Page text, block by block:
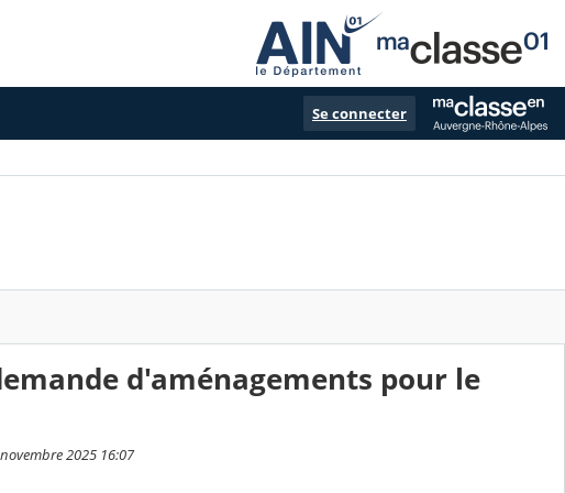
Se connecter
d'aménagements pour le
2025 16:07